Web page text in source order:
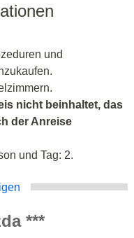
und
nicht beinhaltet, das
der Anreise
und Tag: 2.
***